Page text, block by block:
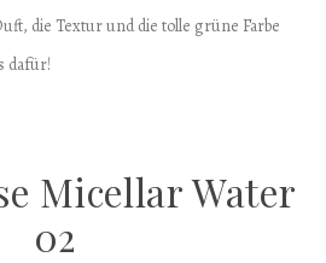
die Textur und die tolle grüne Farbe
dafür!
Micellar Water
02